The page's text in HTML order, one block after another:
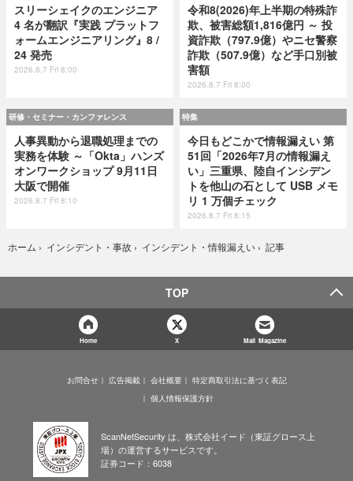
スリーシェイクのエンジニア
4 名が翻訳『実践 プラットフ
ォームエンジニアリング』8 /
24 発売
2026.8.7 Fri 8:00
令和8(2026)年上半期の特殊詐
欺、被害総額1,816億円 ～ 投
資詐欺（797.9億）やニセ警察
詐欺（507.9億）など手口別被
害額
2026.8.7 Fri 8:00
研修・セミナー・カンファレンス
人事異動から退職処理までの
実務を体験 ～「Okta」ハンズ
オンワークショップ 9月11日
大阪で開催
2026.8.7 Fri 8:10
特集
今日もどこかで情報漏えい 第
51回「2026年7月の情報漏え
い」三重県、陸自インシデン
トを他山の石として USB メモ
リ 1 万個チェック
2026.8.7 Fri 8:15
ホーム › インシデント・事故 › インシデント・情報漏えい › 記事
TOP
Home X Mail Magazine
お問合せ 広告掲載 会社概要
特定商取引法に基づく表記
個人情報保護方針
ScanNetSecurity は、株式会社イード（東証グロース上
場）の運営するサービスです。
証券コード：6038